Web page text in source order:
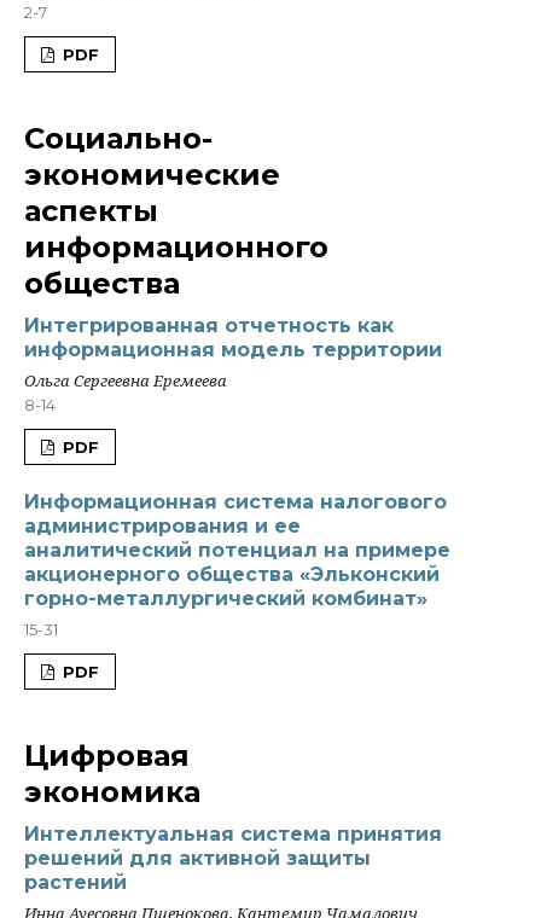
2-7
PDF
Социально-
экономические
аспекты
информационного
общества
Интегрированная отчетность как
информационная модель территории
Ольга Сергеевна Еремеева
8-14
PDF
Информационная система налогового
администрирования и ее
аналитический потенциал на примере
акционерного общества «Эльконский
горно-металлургический комбинат»
15-31
PDF
Цифровая
экономика
Интеллектуальная система принятия
решений для активной защиты
растений
Инна Ауесовна Пшенокова, Кантемир Чамалович